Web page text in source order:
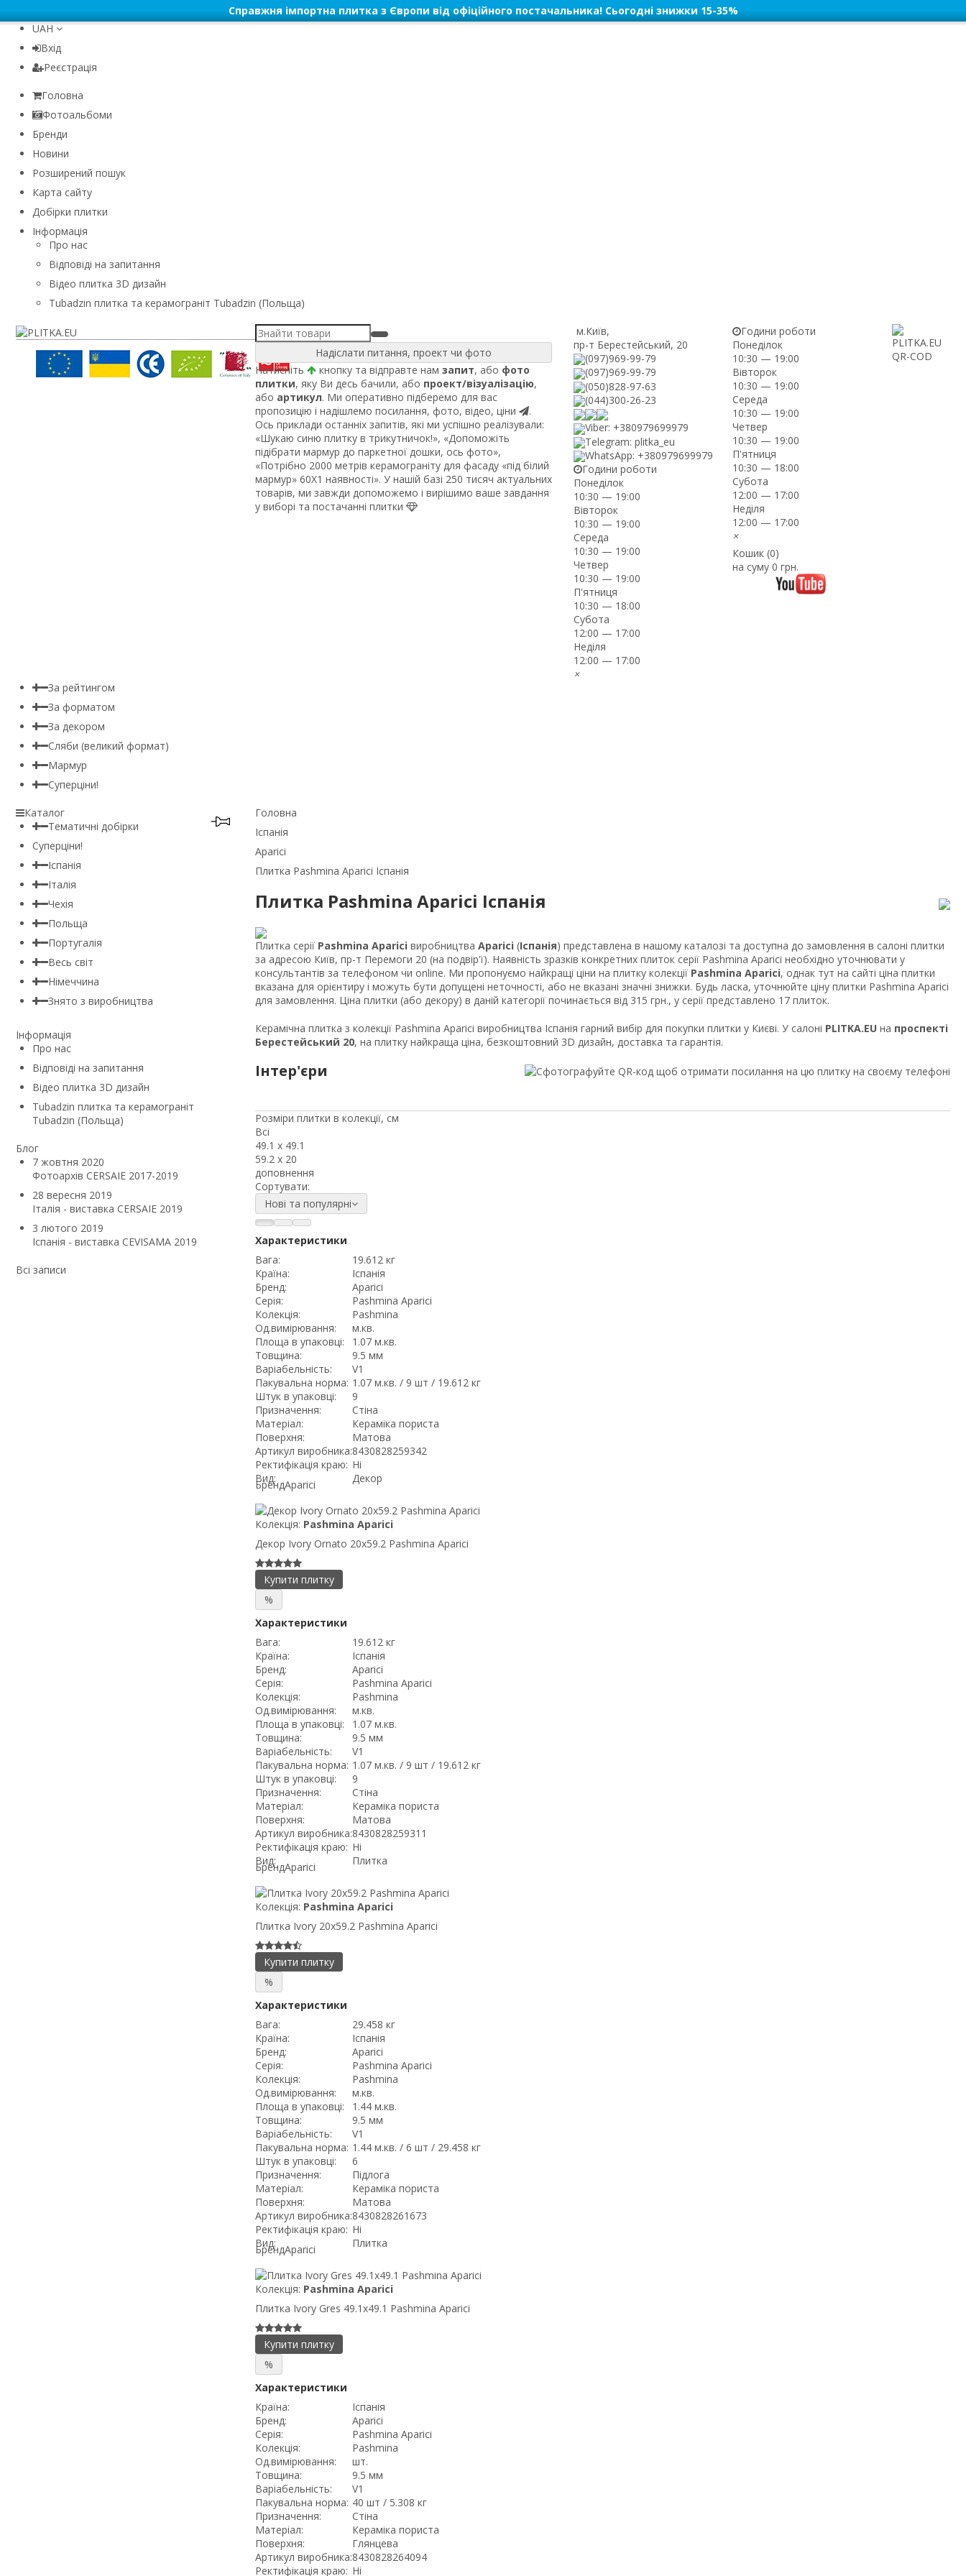
Справжня імпортна плитка з Європи від офіційного постачальника! Сьогодні знижки 15-35%
UAH
Вхід
Реєстрація
Головна
Фотоальбоми
Бренди
Новини
Розширений пошук
Карта сайту
Добірки плитки
Інформація
Про нас
Відповіді на запитання
Відео плитка 3D дизайн
Tubadzin плитка та керамограніт Tubadzin (Польща)
Надіслати питання, проект чи фото
Натисніть
кнопку та відправте нам запит, або фото
плитки, яку Ви десь бачили, або проект/візуалізацію,
або артикул. Ми оперативно підберемо для вас
пропозицію і надішлемо посилання, фото, відео, ціни
.
Ось приклади останніх запитів, які ми успішно реалізували:
«Шукаю синю плитку в трикутничок!», «Допоможіть
підібрати мармур до паркетної дошки, ось фото»,
«Потрібно 2000 метрів керамограніту для фасаду «під білий
мармур» 60Х1 наявності». У нашій базі 250 тисяч актуальних
товарів, ми завжди допоможемо і вирішимо ваше завдання
у виборі та постачанні плитки
м.Київ,
пр-т Берестейський, 20
(097)969-99-79
(097)969-99-79
(050)828-97-63
(044)300-26-23
Viber: +380979699979
Telegram: plitka_eu
WhatsApp: +380979699979
Години роботи
Понеділок
10:30 — 19:00
Вівторок
10:30 — 19:00
Середа
10:30 — 19:00
Четвер
10:30 — 19:00
П'ятниця
10:30 — 18:00
Субота
12:00 — 17:00
Неділя
12:00 — 17:00
×
Години роботи
Понеділок
10:30 — 19:00
Вівторок
10:30 — 19:00
Середа
10:30 — 19:00
Четвер
10:30 — 19:00
П'ятниця
10:30 — 18:00
Субота
12:00 — 17:00
Неділя
12:00 — 17:00
×
Кошик (0)
на суму0 грн.
За рейтингом
За форматом
За декором
Сляби (великий формат)
Мармур
Суперціни!
Головна
Іспанія
Aparici
Плитка Pashmina Aparici Іспанія
Плитка Pashmina Aparici Іспанія
Плитка серії Pashmina Aparici виробництва Aparici (Іспанія) представлена в нашому каталозі та доступна до замовлення в салоні плитки
за адресою Київ, пр-т Перемоги 20 (на подвір'ї). Наявність зразків конкретних плиток серії Pashmina Aparici необхідно уточнювати у
консультантів за телефоном чи online. Ми пропонуємо найкращі ціни на плитку колекції Pashmina Aparici, однак тут на сайті ціна плитки
вказана для орієнтиру і можуть бути допущені неточності, або не вказані значні знижки. Будь ласка, уточнюйте ціну плитки Pashmina Aparici
для замовлення. Ціна плитки (або декору) в даній категорії починається від 315 грн., у серії представлено 17 плиток.
Керамічна плитка з колекції Pashmina Aparici виробництва Іспанія гарний вибір для покупки плитки у Києві. У салоні PLITKA.EU на проспекті
Берестейський 20, на плитку найкраща ціна, безкоштовний 3D дизайн, доставка та гарантія.
Інтер'єри
Розміри плитки в колекції, см
Всі
49.1 x 49.1
59.2 x 20
доповнення
Сортувати:
Нові та популярні
Характеристики
Вага:
19.612 кг
Країна:
Іспанія
Бренд:
Aparici
Серія:
Pashmina Aparici
Колекція:
Pashmina
Од.вимірювання:
м.кв.
Площа в упаковці:
1.07 м.кв.
Товщина:
9.5 мм
Варіабельність:
V1
Пакувальна норма: 1.07 м.кв. / 9 шт / 19.612 кг
Штук в упаковці:
9
Призначення:
Стіна
Матеріал:
Кераміка пориста
Поверхня:
Матова
Артикул виробника:8430828259342
Ректифікація краю: Ні
Вид:
Декор
БрендAparici
Колекція: Pashmina Aparici
Декор Ivory Ornato 20x59.2 Pashmina Aparici
Купити плитку
%
Характеристики
Вага:
19.612 кг
Країна:
Іспанія
Бренд:
Aparici
Серія:
Pashmina Aparici
Колекція:
Pashmina
Од.вимірювання:
м.кв.
Площа в упаковці:
1.07 м.кв.
Товщина:
9.5 мм
Варіабельність:
V1
Пакувальна норма: 1.07 м.кв. / 9 шт / 19.612 кг
Штук в упаковці:
9
Призначення:
Стіна
Матеріал:
Кераміка пориста
Поверхня:
Матова
Артикул виробника:8430828259311
Ректифікація краю: Ні
Вид:
Плитка
БрендAparici
Колекція: Pashmina Aparici
Плитка Ivory 20x59.2 Pashmina Aparici
Купити плитку
%
Характеристики
Вага:
29.458 кг
Країна:
Іспанія
Бренд:
Aparici
Серія:
Pashmina Aparici
Колекція:
Pashmina
Од.вимірювання:
м.кв.
Площа в упаковці:
1.44 м.кв.
Товщина:
9.5 мм
Варіабельність:
V1
Пакувальна норма: 1.44 м.кв. / 6 шт / 29.458 кг
Штук в упаковці:
6
Призначення:
Підлога
Матеріал:
Кераміка пориста
Поверхня:
Матова
Артикул виробника:8430828261673
Ректифікація краю: Ні
Вид:
Плитка
БрендAparici
Колекція: Pashmina Aparici
Плитка Ivory Gres 49.1x49.1 Pashmina Aparici
Купити плитку
%
Характеристики
Країна:
Іспанія
Бренд:
Aparici
Серія:
Pashmina Aparici
Колекція:
Pashmina
Од.вимірювання:
шт.
Товщина:
9.5 мм
Варіабельність:
V1
Пакувальна норма: 40 шт / 5.308 кг
Призначення:
Стіна
Матеріал:
Кераміка пориста
Поверхня:
Глянцева
Артикул виробника:8430828264094
Ректифікація краю: Ні
Каталог
Тематичні добірки
Суперціни!
Іспанія
Італія
Чехія
Польща
Португалія
Весь світ
Німеччина
Знято з виробництва
Інформація
Про нас
Відповіді на запитання
Відео плитка 3D дизайн
Tubadzin плитка та керамограніт
Tubadzin (Польща)
Блог
7 жовтня 2020
Фотоархів CERSAIE 2017-2019
28 вересня 2019
Італія - виставка CERSAIE 2019
3 лютого 2019
Іспанія - виставка CEVISAMA 2019
Всі записи